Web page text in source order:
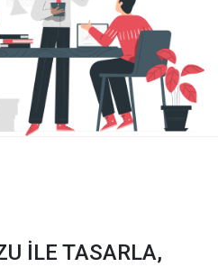
İLE TASARLA,